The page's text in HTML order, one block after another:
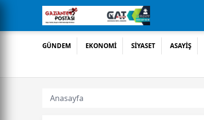
GÜNDEM EKONOMİ SİYASET ASAYİŞ
Anasayfa